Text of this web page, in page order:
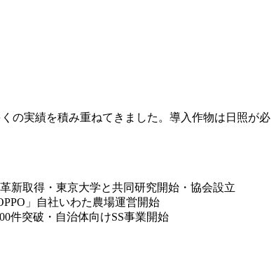
の実績を積み重ねてきました。導入作物は日照が必